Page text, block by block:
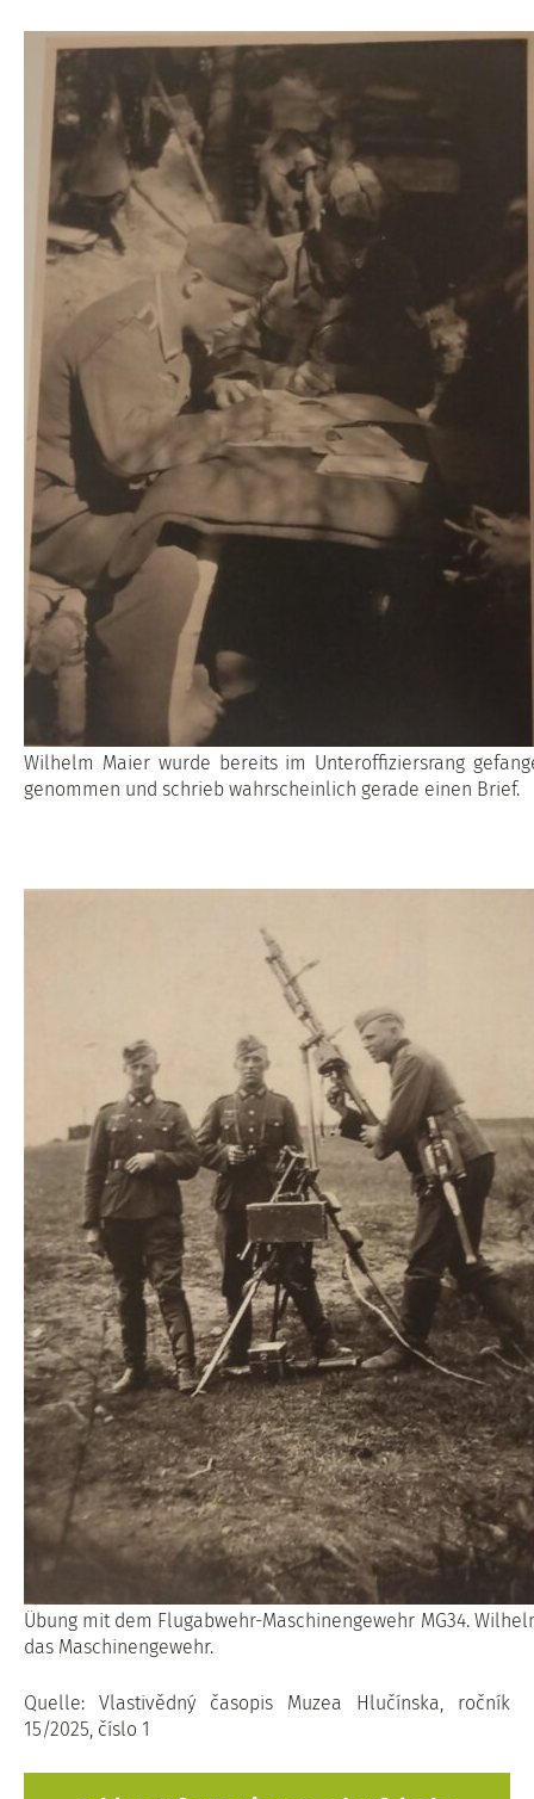
Wilhelm Maier wurde bereits im Unteroffiziersrang
genommen und schrieb wahrscheinlich gerade einen Brief.
Übung mit dem Flugabwehr-Maschinengewehr MG34.
das Maschinengewehr.
Quelle: Vlastivědný časopis Muzea Hlučínska, ročník
15/2025, číslo 1